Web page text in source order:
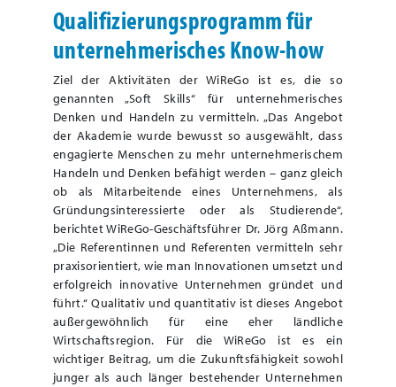
Qualifizierungsprogramm für
unternehmerisches Know-how
Ziel der Aktivitäten der WiReGo ist es, die so
genannten „Soft Skills“ für unternehmerisches
Denken und Handeln zu vermitteln. „Das Angebot
der Akademie wurde bewusst so ausgewählt, dass
engagierte Menschen zu mehr unternehmerischem
Handeln und Denken befähigt werden – ganz gleich
ob als Mitarbeitende eines Unternehmens, als
Gründungsinteressierte oder als Studierende“,
berichtet WiReGo-Geschäftsführer Dr. Jörg Aßmann.
„Die Referentinnen und Referenten vermitteln sehr
praxisorientiert, wie man Innovationen umsetzt und
erfolgreich innovative Unternehmen gründet und
führt.“ Qualitativ und quantitativ ist dieses Angebot
außergewöhnlich für eine eher ländliche
Wirtschaftsregion. Für die WiReGo ist es ein
wichtiger Beitrag, um die Zukunftsfähigkeit sowohl
junger als auch länger bestehender Unternehmen